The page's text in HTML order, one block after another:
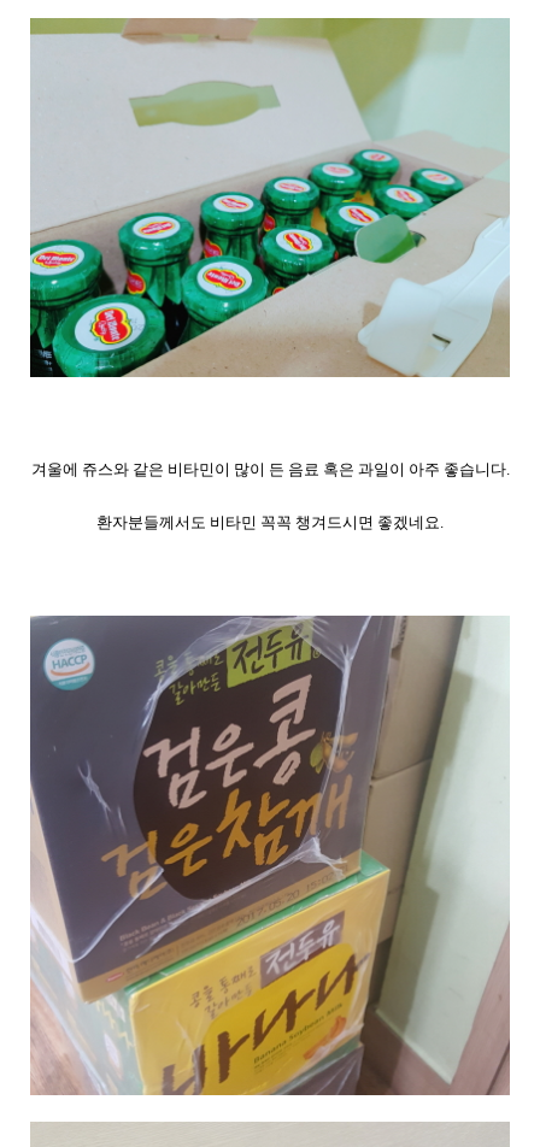
겨울에 쥬스와 같은 비타민이 많이 든 음료 혹은 과일이 아주 좋습니다.
환자분들께서도 비타민 꼭꼭 챙겨드시면 좋겠네요.